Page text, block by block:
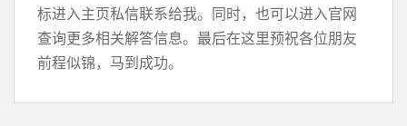
标进入主页私信联系给我。同时，也可以进入官网
查询更多相关解答信息。最后在这里预祝各位朋友
前程似锦，马到成功。